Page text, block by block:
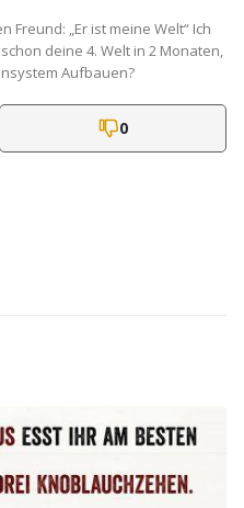
„Er ist meine Welt“ Ich
deine 4. Welt in 2 Monaten,
Aufbauen?
0